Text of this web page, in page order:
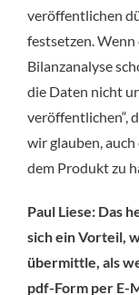
veröffentlichen
festsetzen.
Bilanzanalyse
die Daten nicht
veröffentlichen“,
wir glauben,
dem Produkt zu
Paul Liese: Das
sich ein Vorteil,
übermittle, als
pdf-Form per E-